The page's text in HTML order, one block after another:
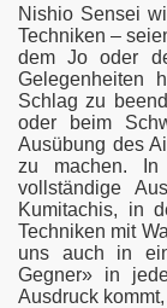
Nishio Sensei
Techniken –
dem Jo oder
Gelegenheiten
Schlag zu
oder beim
Ausübung des
zu machen.
vollständige
Kumitachis, in
Techniken mit
uns auch in
Gegner» in
Ausdruck